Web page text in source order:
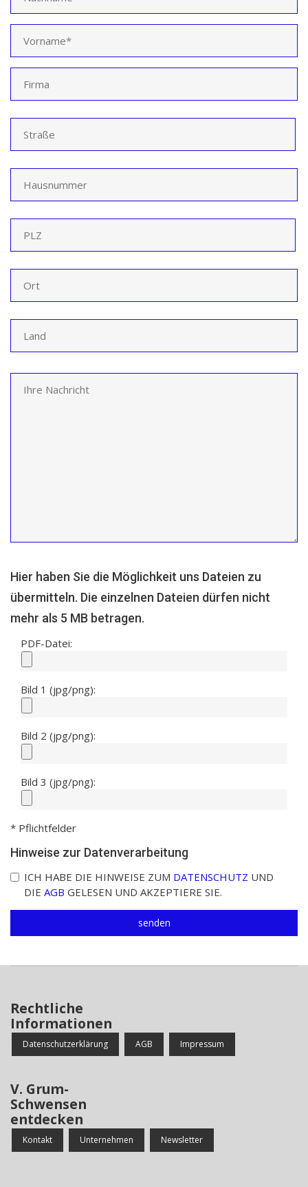
Hier haben Sie die Möglichkeit uns Dateien zu
übermitteln. Die einzelnen Dateien dürfen nicht
mehr als 5 MB betragen.
PDF-Datei:
Bild 1 (jpg/png):
Bild 2 (jpg/png):
Bild 3 (jpg/png):
* Pflichtfelder
Hinweise zur Datenverarbeitung
ICH HABE DIE HINWEISE ZUM DATENSCHUTZ UND
DIE AGB GELESEN UND AKZEPTIERE SIE.
Rechtliche
Informationen
Datenschutzerklärung AGB Impressum
V. Grum-
Schwensen
entdecken
Kontakt Unternehmen Newsletter